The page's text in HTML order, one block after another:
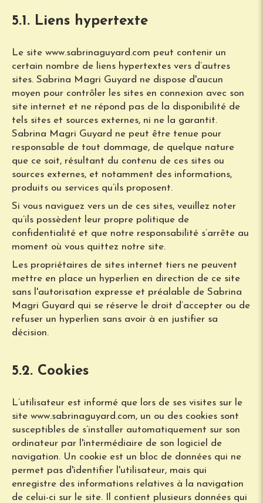
5.1. Liens hypertexte
Le site www.sabrinaguyard.com peut contenir un
certain nombre de liens hypertextes vers d’autres
sites. Sabrina Magri Guyard ne dispose d'aucun
moyen pour contrôler les sites en connexion avec son
site internet et ne répond pas de la disponibilité de
tels sites et sources externes, ni ne la garantit.
Sabrina Magri Guyard ne peut être tenue pour
responsable de tout dommage, de quelque nature
que ce soit, résultant du contenu de ces sites ou
sources externes, et notamment des informations,
produits ou services qu’ils proposent.
Si vous naviguez vers un de ces sites, veuillez noter
qu’ils possèdent leur propre politique de
confidentialité et que notre responsabilité s’arrête au
moment où vous quittez notre site.
Les propriétaires de sites internet tiers ne peuvent
mettre en place un hyperlien en direction de ce site
sans l'autorisation expresse et préalable de Sabrina
Magri Guyard qui se réserve le droit d’accepter ou de
refuser un hyperlien sans avoir à en justifier sa
décision.
5.2. Cookies
L’utilisateur est informé que lors de ses visites sur le
site www.sabrinaguyard.com, un ou des cookies sont
susceptibles de s’installer automatiquement sur son
ordinateur par l'intermédiaire de son logiciel de
navigation. Un cookie est un bloc de données qui ne
permet pas d'identifier l'utilisateur, mais qui
enregistre des informations relatives à la navigation
de celui-ci sur le site. Il contient plusieurs données qui